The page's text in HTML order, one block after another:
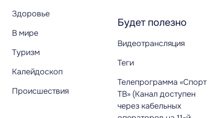
Здоровье
В мире
Туризм
Калейдоскоп
Происшествия
Будет полезно
Видеотрансляция
Теги
Телепрограмма «Спорт
ТВ» (Канал доступен
через кабельных